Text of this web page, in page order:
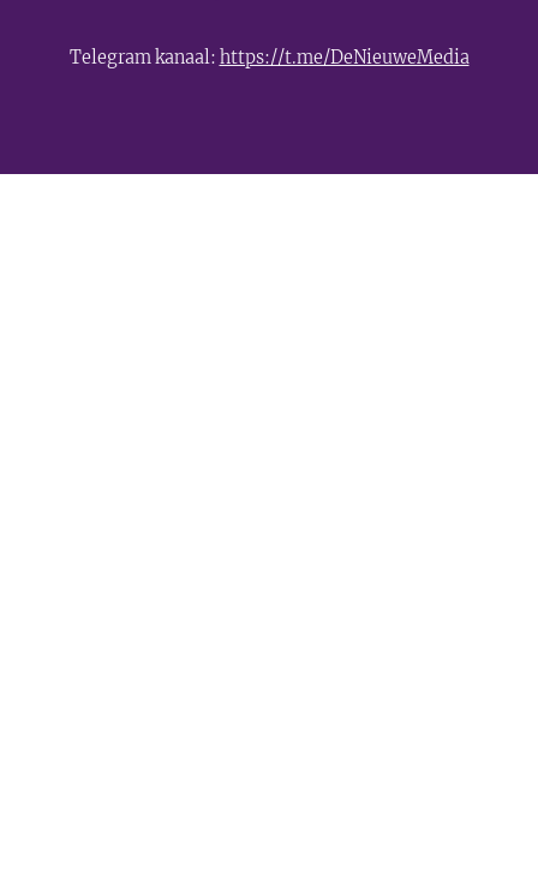
Telegram kanaal: https://t.me/DeNieuweMedia